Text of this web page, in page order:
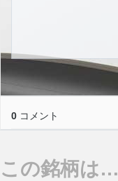
0 コメント
この銘柄は…